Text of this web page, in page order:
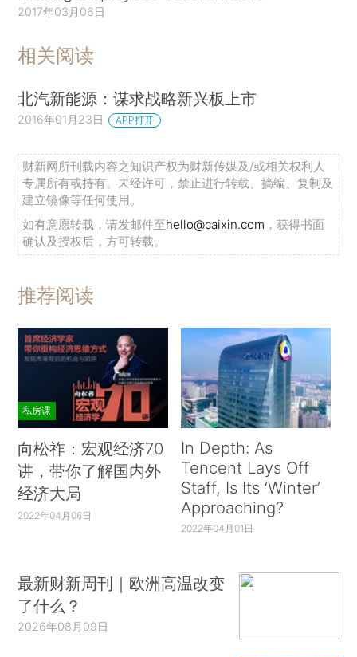
2017年03月06日
相关阅读
北汽新能源：谋求战略新兴板上市
2016年01月23日 APP打开
财新网所刊载内容之知识产权为财新传媒及/或相关权利人
专属所有或持有。未经许可，禁止进行转载、摘编、复制及
建立镜像等任何使用。
如有意愿转载，请发邮件至hello@caixin.com ，获得书面
确认及授权后，方可转载。
推荐阅读
私房课
向松祚：宏观经济70
讲，带你了解国内外
经济大局
2022年04月06日
In Depth: As
Tencent Lays Off
Staff, Is Its ‘Winter’
Approaching?
2022年04月01日
最新财新周刊｜欧洲高温改变
了什么？
2026年08月09日